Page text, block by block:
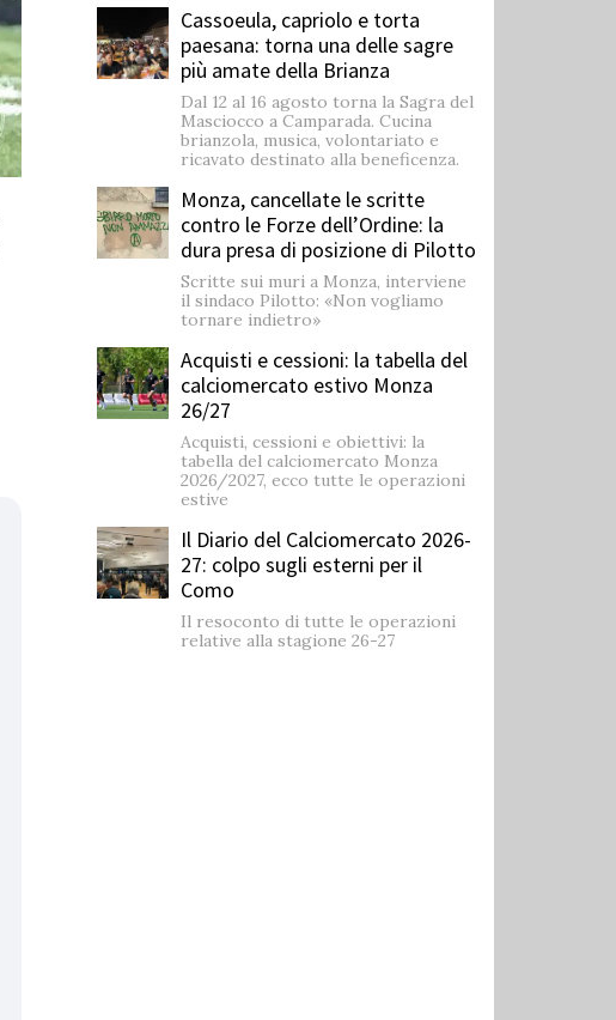
Cassoeula, capriolo e torta
paesana: torna una delle sagre
più amate della Brianza
Dal 12 al 16 agosto torna la Sagra del
Masciocco a Camparada. Cucina
brianzola, musica, volontariato e
ricavato destinato alla beneficenza.
Monza, cancellate le scritte
contro le Forze dell’Ordine: la
dura presa di posizione di Pilotto
Scritte sui muri a Monza, interviene
il sindaco Pilotto: «Non vogliamo
tornare indietro»
Acquisti e cessioni: la tabella del
calciomercato estivo Monza
26/27
Acquisti, cessioni e obiettivi: la
tabella del calciomercato Monza
2026/2027, ecco tutte le operazioni
estive
Il Diario del Calciomercato 2026-
27: colpo sugli esterni per il
Como
Il resoconto di tutte le operazioni
relative alla stagione 26-27